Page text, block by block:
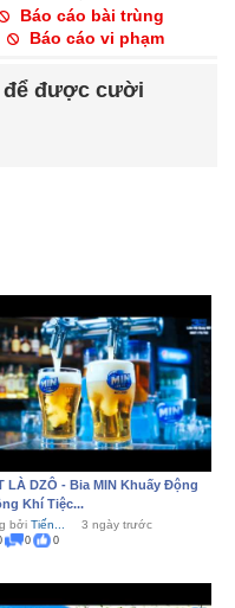
Báo cáo bài trùng
Báo cáo vi phạm
để được cười
LÀ DZÔ - Bia MIN Khuấy Động
Khí Tiệc...
bởi Tiến... 3 ngày trước
0 0